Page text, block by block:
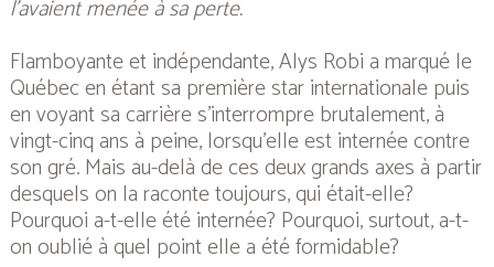
l’avaient menée à sa perte.
Flamboyante et indépendante, Alys Robi a marqué le
Québec en étant sa première star internationale puis
en voyant sa carrière s’interrompre brutalement, à
vingt-cinq ans à peine, lorsqu’elle est internée contre
son gré. Mais au-delà de ces deux grands axes à partir
desquels on la raconte toujours, qui était-elle?
Pourquoi a-t-elle été internée? Pourquoi, surtout, a-t-
on oublié à quel point elle a été formidable?